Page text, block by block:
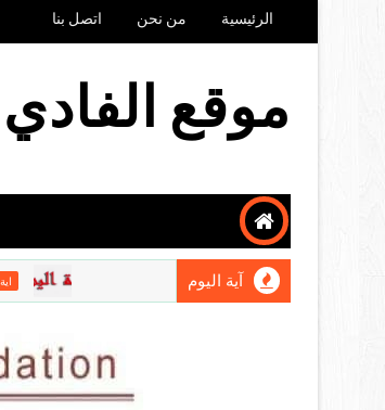
الرئيسية من نحن اتصل بنا
موقع الفادي
آية اليوم اية اليوم